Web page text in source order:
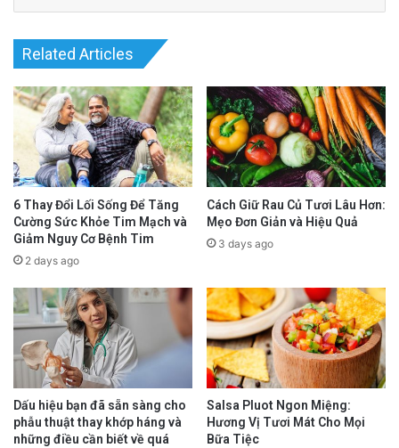
Nền tảng hóa học và cơ chế sinh học của vị
chua
advertisement
Cảm giác mà bạn cảm nhận về vị “chua” về cơ
bản là một phản ứng hóa học đối với sự hiện
Related Articles
6 Thay Đổi Lối Sống Để Tăng
Cường Sức Khỏe Tim Mạch và
Giảm Nguy Cơ Bệnh Tim
2 days ago
Cách Giữ Rau Củ Tươi Lâu Hơn:
Mẹo Đơn Giản và Hiệu Quả
3 days ago
Dấu hiệu bạn đã sẵn sàng cho
phẫu thuật thay khớp háng và
những điều cần biết về quá
Salsa Pluot Ngon Miệng:
Hương Vị Tươi Mát Cho Mọi
Bữa Tiệc